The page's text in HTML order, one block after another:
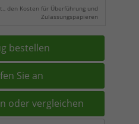
den Kosten für Überführung und
Zulassungspapieren
bestellen
Sie an
oder vergleichen